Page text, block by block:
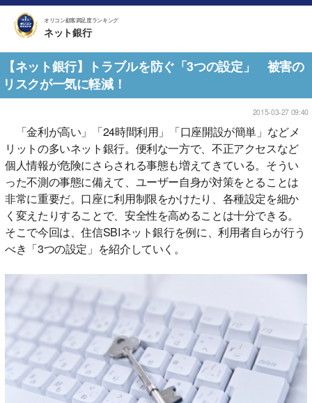
オリコン顧客満足度ランキング
ネット銀行
【ネット銀行】トラブルを防ぐ「3つの設定」 被害の
リスクが一気に軽減！
2015-03-27 09:40
「金利が高い」「24時間利用」「口座開設が簡単」などメ
リットの多いネット銀行。便利な一方で、不正アクセスなど
個人情報が危険にさらされる事態も増えてきている。そうい
った不測の事態に備えて、ユーザー自身が対策をとることは
非常に重要だ。口座に利用制限をかけたり、各種設定を細か
く変えたりすることで、安全性を高めることは十分できる。
そこで今回は、住信SBIネット銀行を例に、利用者自らが行う
べき「3つの設定」を紹介していく。